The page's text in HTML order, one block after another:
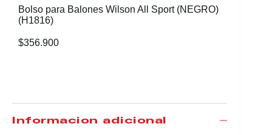
Bolso para Balones Wilson All Sport (NEGRO)
(H1816)
$356.900
Información adicional